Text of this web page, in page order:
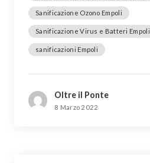
Sanificazione Ozono Empoli
Sanificazione Virus e Batteri Empoli
sanificazioni Empoli
Oltre il Ponte
8 Marzo 2022